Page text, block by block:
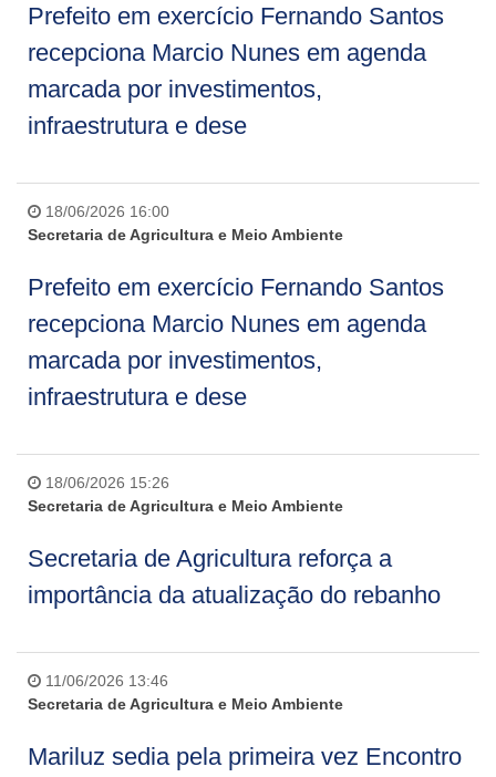
Prefeito em exercício Fernando Santos
recepciona Marcio Nunes em agenda
marcada por investimentos,
infraestrutura e dese
18/06/2026 16:00
Secretaria de Agricultura e Meio Ambiente
Prefeito em exercício Fernando Santos
recepciona Marcio Nunes em agenda
marcada por investimentos,
infraestrutura e dese
18/06/2026 15:26
Secretaria de Agricultura e Meio Ambiente
Secretaria de Agricultura reforça a
importância da atualização do rebanho
11/06/2026 13:46
Secretaria de Agricultura e Meio Ambiente
Mariluz sedia pela primeira vez Encontro